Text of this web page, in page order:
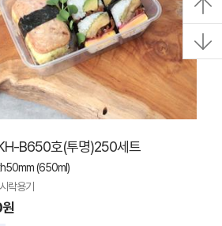
B650호(투명)250세트
(650ml)
락용기